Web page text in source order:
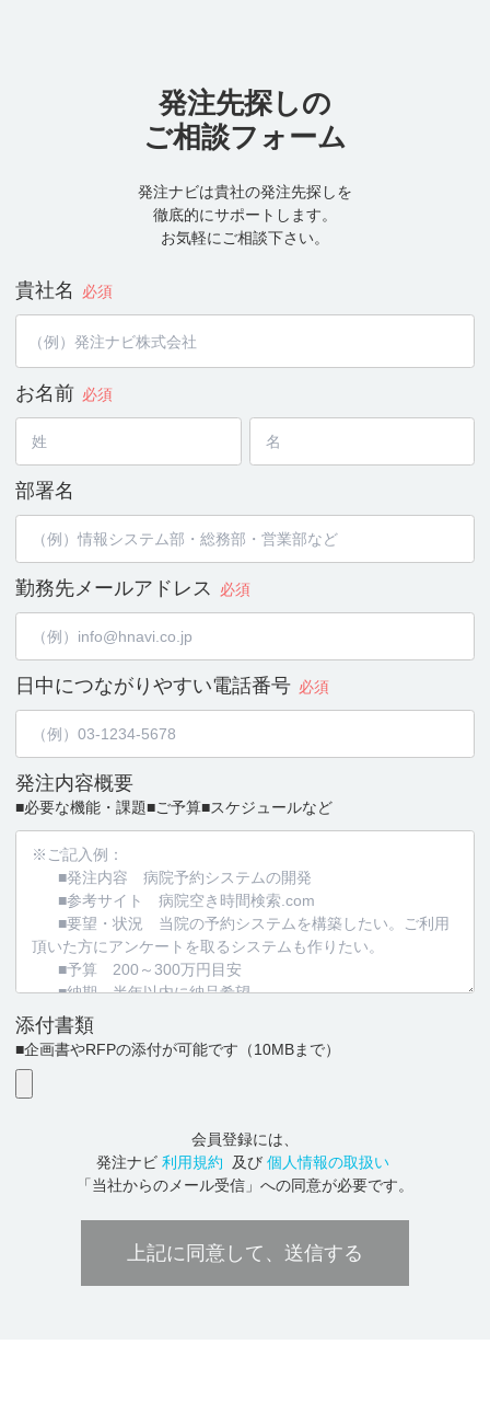
発注先探しの
ご相談フォーム
発注ナビは貴社の発注先探しを
徹底的にサポートします。
お気軽にご相談下さい。
貴社名 必須
お名前 必須
部署名
勤務先メールアドレス 必須
日中につながりやすい電話番号 必須
発注内容概要
■必要な機能・課題■ご予算■スケジュールなど
添付書類
■企画書やRFPの添付が可能です （10MBまで）
会員登録には、
発注ナビ 利用規約 及び 個人情報の取扱い
「当社からのメール受信」への同意が必要です。
上記に同意して、送信する